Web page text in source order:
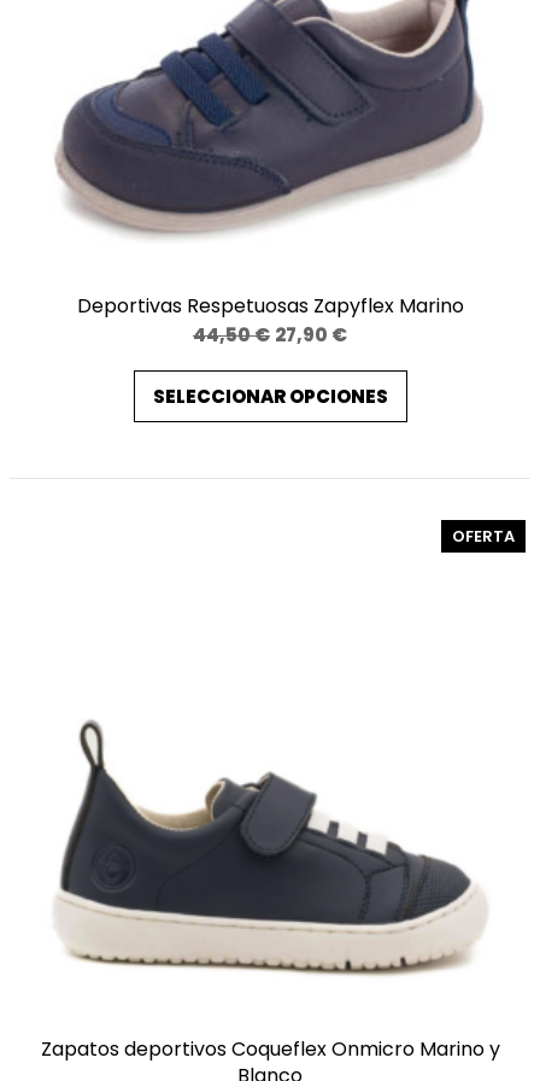
Deportivas Respetuosas Zapyflex Marino
44,50€ El
precio
original
era:
27,90 €El
precio
actual
es:
SELECCIONAR OPCIONES
OFERTA
EN
Zapatos deportivos Coqueflex Onmicro Marino y